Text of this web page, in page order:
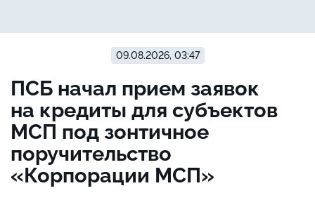
09.08.2026, 03:47
ПСБ начал прием заявок
на кредиты для субъектов
МСП под зонтичное
поручительство
«Корпорации МСП»